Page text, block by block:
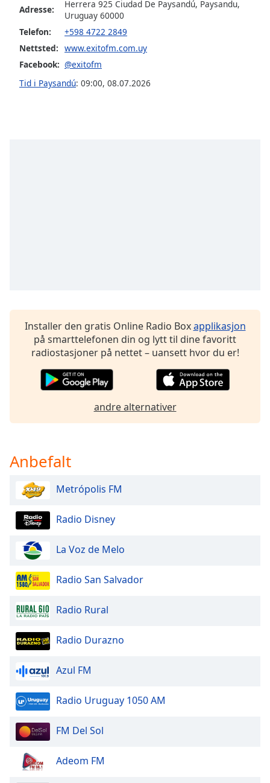
window.
Escape
cancel
Caption
Background
Size
Style
Done
Modal
Dialog
window.
Adresse:
Herrera 925 Ciudad De Paysandú, Paysandu,
Uruguay 60000
Telefon:
+598 4722 2849
Nettsted: www.exitofm.com.uy
Facebook: @exitofm
Tid i Paysandú: 09:00, 08.07.2026
Installer den gratis Online Radio Boxapplikasjon
på smarttelefonen din og lytt til dine favoritt
radiostasjoner på nettet – uansett hvor du er!
andre alternativer
Anbefalt
Metrópolis FM
Radio Disney
La Voz de Melo
Radio San Salvador
Radio Rural
Radio Durazno
Azul FM
Radio Uruguay 1050 AM
FM Del Sol
Adeom FM